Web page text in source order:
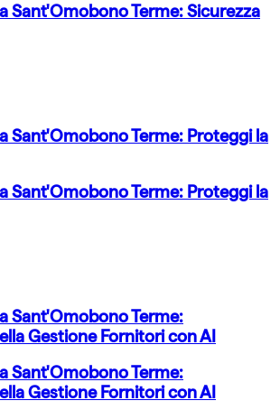
Sant'Omobono Terme: Sicurezza
Sant'Omobono Terme: Proteggi la
Sant'Omobono Terme: Proteggi la
Sant'Omobono Terme:
Gestione Fornitori con AI
Sant'Omobono Terme:
Gestione Fornitori con AI